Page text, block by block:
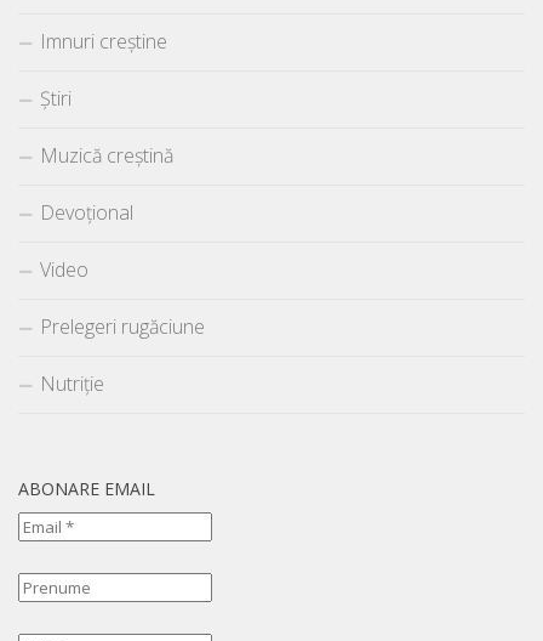
Imnuri creștine
Știri
Muzică creștină
Devoțional
Video
Prelegeri rugăciune
Nutriție
ABONARE EMAIL